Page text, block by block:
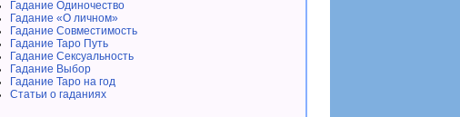
Гадание Одиночество
Гадание «О личном»
Гадание Совместимость
Гадание Таро Путь
Гадание Сексуальность
Гадание Выбор
Гадание Таро на год
Статьи о гаданиях